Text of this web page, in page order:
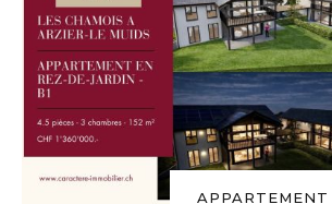
APPARTEMENT